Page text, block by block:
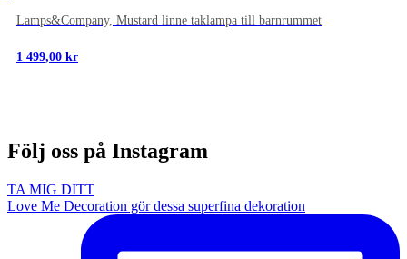
Lamps&Company, Mustard linne taklampa till barnrummet
1 499,00 kr
Följ oss på Instagram
TA MIG DITT
Love Me Decoration gör dessa superfina dekoration